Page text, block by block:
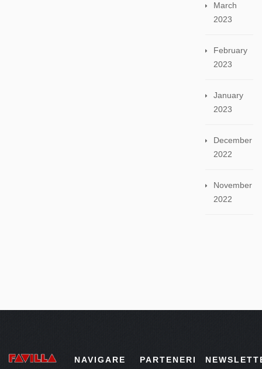
March
2023
February
2023
January
2023
December
2022
November
2022
NAVIGARE PARTENERI